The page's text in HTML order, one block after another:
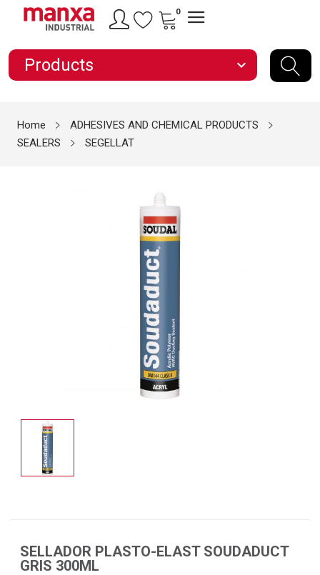
0
Products expand_more
Home
ADHESIVES AND CHEMICAL PRODUCTS
SEALERS
SEGELLAT
SELLADOR PLASTO-ELAST SOUDADUCT
GRIS 300ML